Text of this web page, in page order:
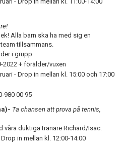
Alla barn ska ha med sig en
tillsammans.
i grupp
+ förälder/vuxen
- Drop in mellan kl. 15:00 och 17:00
980 00 95
Ta chansen att prova på tennis,
våra duktiga tränare Richard/Isac.
in mellan kl. 12:00-14:00